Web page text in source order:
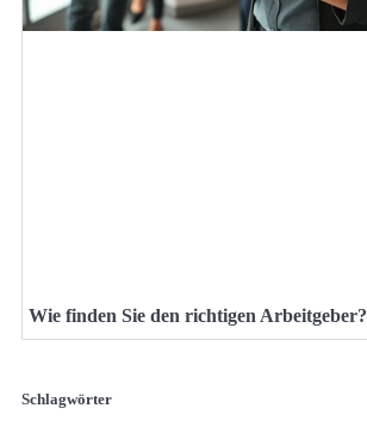
Wie finden Sie den richtigen Arbeitgeber?
Schlagwörter